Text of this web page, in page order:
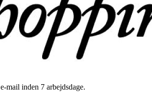
mail inden 7 arbejdsdage.